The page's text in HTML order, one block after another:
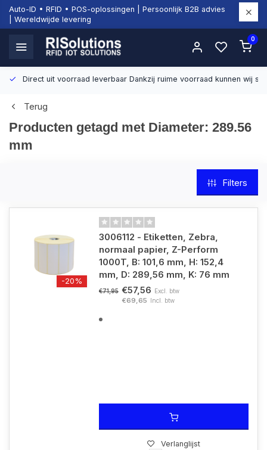
Auto-ID • RFID • POS-oplossingen | Persoonlijk B2B advies
| Wereldwijde levering
0
Direct uit voorraad leverbaar Dankzij ruime voorraad kunnen wij
Terug
Producten getagd met Diameter: 289.56
mm
Filters
-20%
3006112 - Etiketten, Zebra,
normaal papier, Z-Perform
1000T, B: 101,6 mm, H: 152,4
mm, D: 289,56 mm, K: 76 mm
€71,95 €57,56 Excl. btw
€69,65 Incl. btw
Verlanglijst